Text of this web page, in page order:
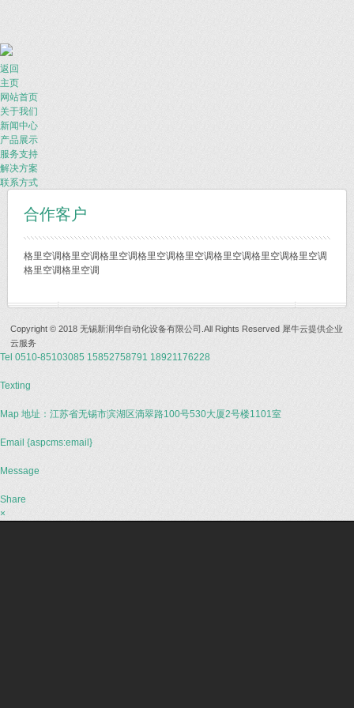
返回
主页
网站首页
关于我们
新闻中心
产品展示
服务支持
解决方案
联系方式
合作客户
格里空调格里空调格里空调格里空调格里空调格里空调格里空调格里空调
格里空调格里空调
Copyright © 2018 无锡新润华自动化设备有限公司.All Rights Reserved 犀牛云提供企业
云服务
Tel 0510-85103085 15852758791 18921176228
Texting
Map 地址：江苏省无锡市滨湖区滴翠路100号530大厦2号楼1101室
Email {aspcms:email}
Message
Share
×